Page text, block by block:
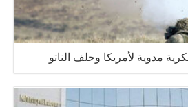
مدوية لأمريكا وحلف الناتو